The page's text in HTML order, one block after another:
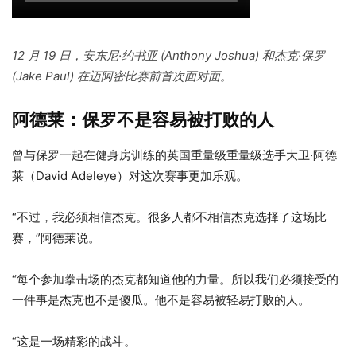
12 月 19 日，安东尼·约书亚 (Anthony Joshua) 和杰克·保罗
(Jake Paul) 在迈阿密比赛前首次面对面。
阿德莱：保罗不是容易被打败的人
曾与保罗一起在健身房训练的英国重量级重量级选手大卫·阿德
莱（David Adeleye）对这次赛事更加乐观。
“不过，我必须相信杰克。很多人都不相信杰克选择了这场比
赛，”阿德莱说。
“每个参加拳击场的杰克都知道他的力量。所以我们必须接受的
一件事是杰克也不是傻瓜。他不是容易被轻易打败的人。
“这是一场精彩的战斗。